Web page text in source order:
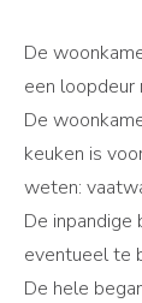
De
een loopdeur
De
keuken is
weten:
De inpandige
eventueel te
De hele